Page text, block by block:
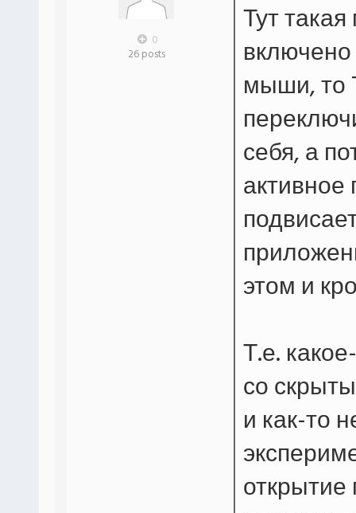
0
26 posts
Тут
мыши, то
себя, а
этом и
Т.е.
со
и как-то